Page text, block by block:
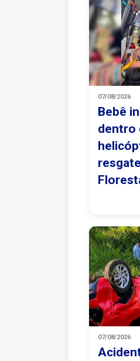
07/08/2026
Bebê
dentro
07/08/2026